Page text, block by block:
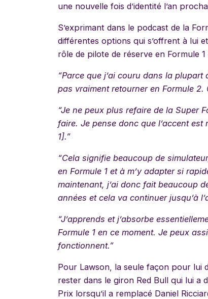
une nouvelle fois d’identité l’an
S’exprimant dans le podcast de la
différentes options qui s’offrent à lui
rôle de pilote de réserve en Formule 1
“Parce que j’ai couru dans la plupart
pas vraiment retourner en Formule 2.
“Je ne peux plus refaire de la Super
faire. Je pense donc que l’accent est
1].”
“Cela signifie beaucoup de
en Formule 1 et à m’y adapter si
maintenant, j’ai donc fait beaucoup
années et cela va continuer jusqu’à
“J’apprends et j’absorbe
Formule 1 en ce moment. Je peux
fonctionnent.”
Pour Lawson, la seule façon pour lui
rester dans le giron Red Bull qui lui
Prix lorsqu’il a remplacé Daniel